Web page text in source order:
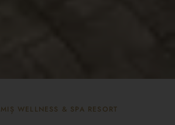
WELLNESS & SPA RESORT